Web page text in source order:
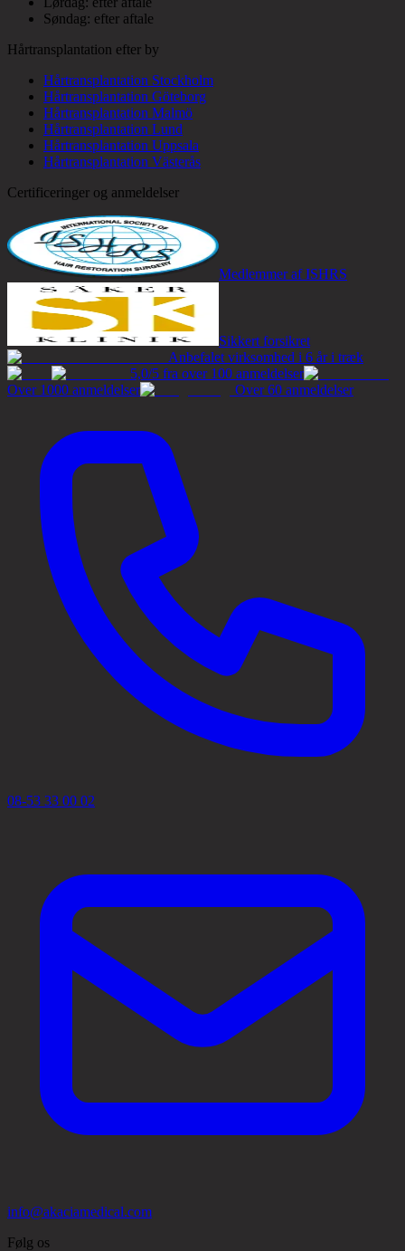
Søndag: efter aftale
Hårtransplantation efter by
Hårtransplantation Stockholm
Hårtransplantation Göteborg
Hårtransplantation Malmö
Hårtransplantation Lund
Hårtransplantation Uppsala
Hårtransplantation Västerås
Certificeringer og anmeldelser
Medlemmer af ISHRS
Sikkert forsikret
Anbefalet virksomhed i 6 år i træk
5,0/5 fra over 100 anmeldelser
Over 1000 anmeldelser
Over 60 anmeldelser
08-53 33 00 02
info@akaciamedical.com
Følg os